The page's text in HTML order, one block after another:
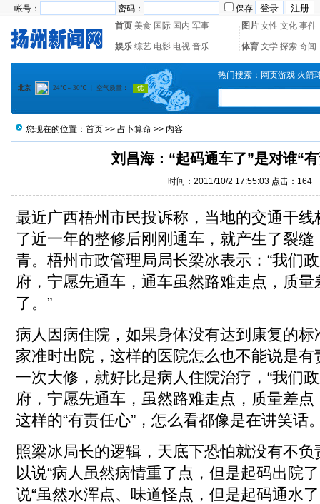
帐号： 密码：
保存
首页 美食 国际 国内 军事 图片 女性 文化 事件
娱乐 综艺 电影 电视 音乐 体育 文学 探索 奇闻
热门搜索： 网页游戏 火箭
您现在的位置： 首页 >> 占卜算命 >> 内容
刘昌海：“起码通车了”是对谁“
时间：2011/10/2 17:55:03 点击： 164
最近广西梧州市民投诉称，当地的交通干线
了近一年的整修后刚刚通车，就产生了裂
青。梧州市政管理局局长梁冰表示：“我们
府，宁愿先通车，通车虽然路难走点，质
了。”
病人因病住院，如果身体没有达到康复的
家准时出院，这样的医院怎么也不能说是
一次大修，就好比是病人住院治疗，“我们
府，宁愿先通车，虽然路难走点，质量差点
这样的“有责任心”，怎么看都像是在讲笑话
照梁冰局长的逻辑，天底下恐怕就没有不
以说“病人虽然病情重了点，但是起码出院
说“虽然水浑点、味道怪点，但是起码通水